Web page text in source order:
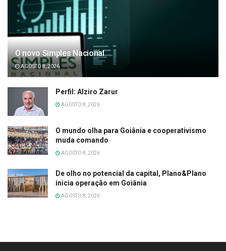
O novo Simples Nacional
AGOSTO 8, 2026
Perfil: Alziro Zarur
AGOSTO 8, 2026
O mundo olha para Goiânia e cooperativismo
muda comando
AGOSTO 8, 2026
De olho no potencial da capital, Plano&Plano
inicia operação em Goiânia
AGOSTO 8, 2026